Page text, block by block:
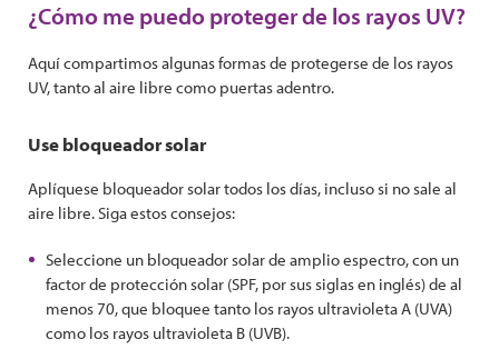
¿Cómo me puedo proteger de los rayos UV?
Aquí compartimos algunas formas de protegerse de los rayos
UV, tanto al aire libre como puertas adentro.
Use bloqueador solar
Aplíquese bloqueador solar todos los días, incluso si no sale al
aire libre. Siga estos consejos:
Seleccione un bloqueador solar de amplio espectro, con un
factor de protección solar (SPF, por sus siglas en inglés) de al
menos 70, que bloquee tanto los rayos ultravioleta A (UVA)
como los rayos ultravioleta B (UVB).